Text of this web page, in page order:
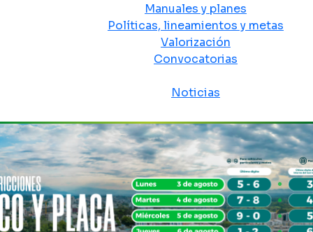
Manuales y planes
Políticas, lineamientos y metas
Valorización
Convocatorias
Noticias